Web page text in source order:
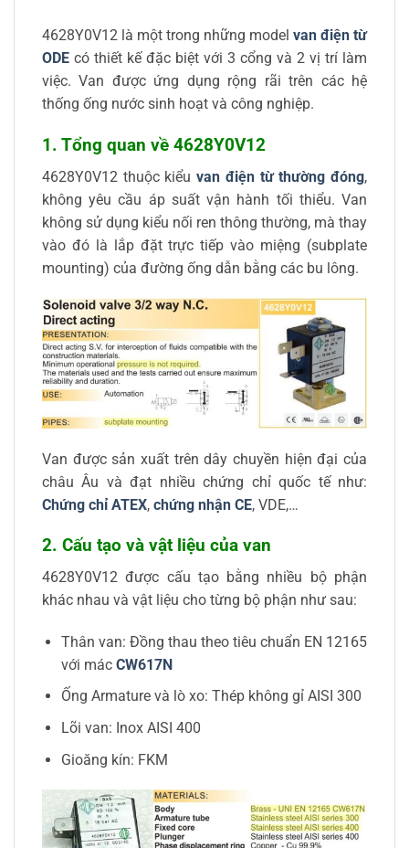
4628Y0V12 là một trong những model van điện từ
ODE có thiết kế đặc biệt với 3 cổng và 2 vị trí làm
việc. Van được ứng dụng rộng rãi trên các hệ
thống ống nước sinh hoạt và công nghiệp.
1. Tổng quan về 4628Y0V12
4628Y0V12 thuộc kiểuvan điện từ thường đóng,
không yêu cầu áp suất vận hành tối thiểu. Van
không sử dụng kiểu nối ren thông thường, mà thay
vào đó là lắp đặt trực tiếp vào miệng (subplate
mounting) của đường ống dẫn bằng các bu lông.
Van được sản xuất trên dây chuyền hiện đại của
châu Âu và đạt nhiều chứng chỉ quốc tế như:
Chứng chỉ ATEX, chứng nhận CE, VDE,…
2. Cấu tạo và vật liệu của van
4628Y0V12 được cấu tạo bằng nhiều bộ phận
khác nhau và vật liệu cho từng bộ phận như sau:
Thân van: Đồng thau theo tiêu chuẩn EN 12165
với mác CW617N
Ống Armature và lò xo: Thép không gỉ AISI 300
Lõi van: Inox AISI 400
Gioăng kín: FKM